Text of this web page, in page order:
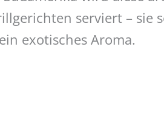
serviert – sie
exotisches Aroma.